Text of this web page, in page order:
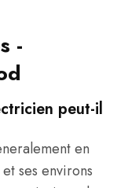
-
peut-il
en
ses environs